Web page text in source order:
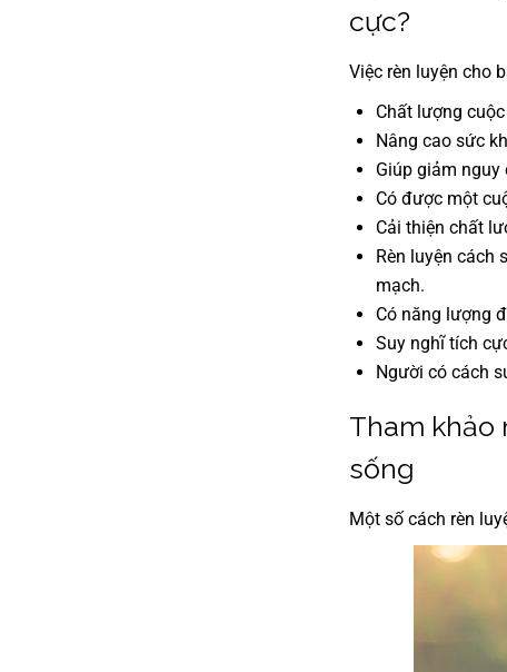
cực?
Việc rèn luyện cho
Chất lượng
Nâng cao sức
Giúp giảm nguy
Có được một
Cải thiện chất
Rèn luyện cách
mạch.
Có năng lượng
Suy nghĩ tích
Người có cách
Tham khảo
sống
Một số cách rèn